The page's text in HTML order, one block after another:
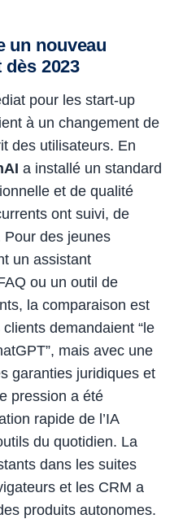
un nouveau
2023
pour les start-up
à un changement de
des utilisateurs. En
a installé un standard
et de qualité
ont suivi, de
Pour des jeunes
un assistant
ou un outil de
la comparaison est
demandaient “le
mais avec une
garanties juridiques et
pression a été
rapide de l’IA
du quotidien. La
dans les suites
et les CRM a
produits autonomes.